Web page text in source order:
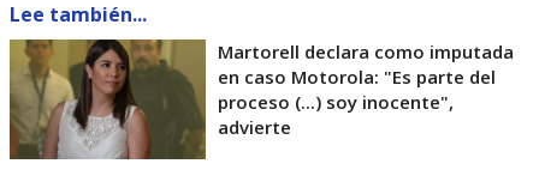
Lee también...
Martorell declara como imputada
en caso Motorola: "Es parte del
proceso (...) soy inocente",
advierte